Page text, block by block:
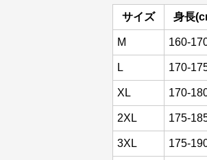
サイズ 身長
M 160-
L 170-
XL 170-
2XL 175-
3XL 175-